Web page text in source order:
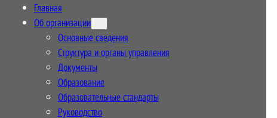
Главная
Об организации
Основные сведения
Структура и органы управления
Документы
Образование
Образовательные стандарты
Руководство